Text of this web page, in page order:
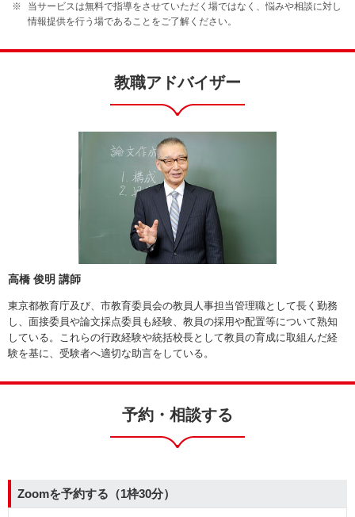
当サービスは無料で指導をさせていただく場ではなく、悩みや相談に対し
情報提供を行う場であることをご了解ください。
教職アドバイザー
高橋 俊明 講師
東京都教育庁及び、市教育委員会の教員人事担当管理職として長く勤務
し、面接委員や論文採点委員も経験、教員の採用や配置等について熟知
している。これらの行政経験や統括校長として教員の育成に取組んだ経
験を基に、受験者へ適切な助言をしている。
予約・相談する
Zoomを予約する（1枠30分）